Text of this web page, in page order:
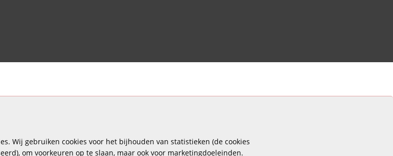
en gemakkelijk betalen
Wij gebruiken cookies voor het bijhouden van statistieken (de cookies
om voorkeuren op te slaan, maar ook voor marketingdoeleinden.